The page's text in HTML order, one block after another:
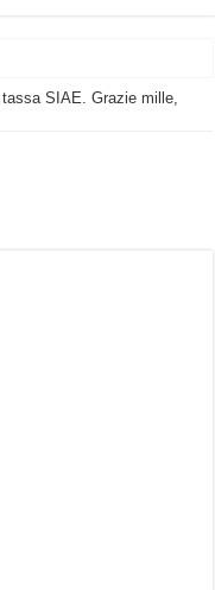
e fa tutto lui! (Senza
SIAE. Grazie mille,